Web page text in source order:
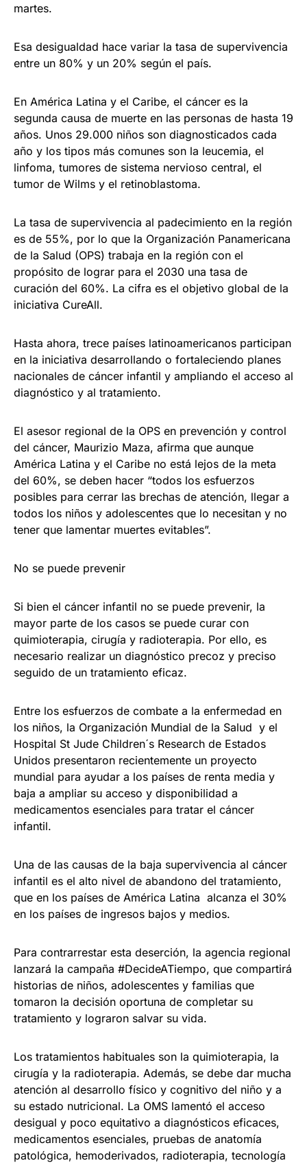
martes.
Esa desigualdad hace variar la tasa de supervivencia
entre un 80% y un 20% según el país.
En América Latina y el Caribe, el cáncer es la
segunda causa de muerte en las personas de hasta 19
años. Unos 29.000 niños son diagnosticados cada
año y los tipos más comunes son la leucemia, el
linfoma, tumores de sistema nervioso central, el
tumor de Wilms y el retinoblastoma.
La tasa de supervivencia al padecimiento en la región
es de 55%, por lo que la Organización Panamericana
de la Salud (OPS) trabaja en la región con el
propósito de lograr para el 2030 una tasa de
curación del 60%. La cifra es el objetivo global de la
iniciativa CureAll.
Hasta ahora, trece países latinoamericanos participan
en la iniciativa desarrollando o fortaleciendo planes
nacionales de cáncer infantil y ampliando el acceso al
diagnóstico y al tratamiento.
El asesor regional de la OPS en prevención y control
del cáncer, Maurizio Maza, afirma que aunque
América Latina y el Caribe no está lejos de la meta
del 60%, se deben hacer “todos los esfuerzos
posibles para cerrar las brechas de atención, llegar a
todos los niños y adolescentes que lo necesitan y no
tener que lamentar muertes evitables”.
No se puede prevenir
Si bien el cáncer infantil no se puede prevenir, la
mayor parte de los casos se puede curar con
quimioterapia, cirugía y radioterapia. Por ello, es
necesario realizar un diagnóstico precoz y preciso
seguido de un tratamiento eficaz.
Entre los esfuerzos de combate a la enfermedad en
los niños, la Organización Mundial de la Salud y el
Hospital St Jude Children´s Research de Estados
Unidos presentaron recientemente un proyecto
mundial para ayudar a los países de renta media y
baja a ampliar su acceso y disponibilidad a
medicamentos esenciales para tratar el cáncer
infantil.
Una de las causas de la baja supervivencia al cáncer
infantil es el alto nivel de abandono del tratamiento,
que en los países de América Latina alcanza el 30%
en los países de ingresos bajos y medios.
Para contrarrestar esta deserción, la agencia regional
lanzará la campaña #DecideATiempo, que compartirá
historias de niños, adolescentes y familias que
tomaron la decisión oportuna de completar su
tratamiento y lograron salvar su vida.
Los tratamientos habituales son la quimioterapia, la
cirugía y la radioterapia. Además, se debe dar mucha
atención al desarrollo físico y cognitivo del niño y a
su estado nutricional. La OMS lamentó el acceso
desigual y poco equitativo a diagnósticos eficaces,
medicamentos esenciales, pruebas de anatomía
patológica, hemoderivados, radioterapia, tecnología